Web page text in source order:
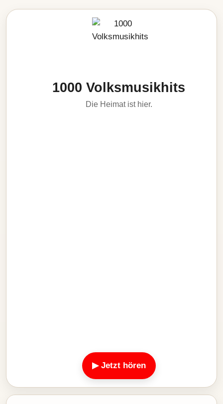
1000 Volksmusikhits
Die Heimat ist hier.
▶ Jetzt hören